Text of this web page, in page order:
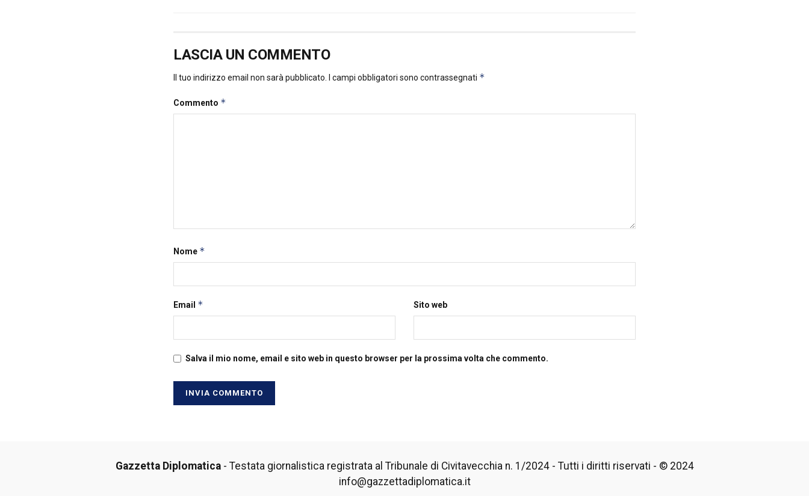
LASCIA UN COMMENTO
Il tuo indirizzo email non sarà pubblicato. I campi obbligatori sono contrassegnati *
Commento *
Nome *
Email * Sito web
Salva il mio nome, email e sito web in questo browser per la prossima volta che commento.
Gazzetta Diplomatica- Testata giornalistica registrata al Tribunale di Civitavecchia n. 1/2024 - Tutti i diritti riservati - © 2024
info@gazzettadiplomatica.it